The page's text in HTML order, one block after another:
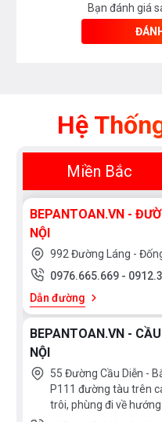
Bạn đánh giá
Hệ
Miền Bắc
BEPANTOAN.VN -
NỘI
992 Đường Láng -
0976.665.669 -
Dẫn đường
BEPANTOAN.VN -
NỘI
55 Đường Cầu Diễn -
P111 đường tàu trên
trôi, phùng đi về